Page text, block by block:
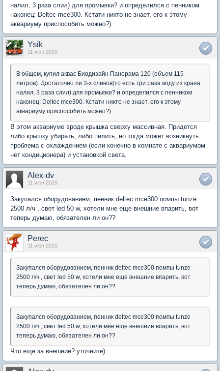
налил, 3 раза слил) для промывки? и определился с пенником
наконец: Deltec mce300. Кстати никто не знает, его к этому
аквариуму приспособить можно?)
Ysik
11 июн 2015
В общем, купил аквас Биодизайн Панорама 120 (объем 115
литров). Достаточно ли 3-х сливов(то есть три раза воду из крана
налил, 3 раза слил) для промывки? и определился с пенником
наконец: Deltec mce300. Кстати никто не знает, его к этому
аквариуму приспособить можно?)
В этом аквариуме вроде крышка сверху массивная. Придется
либо крышку убирать, либо пилить, но тогда может возникнуть
проблема с охлаждением (если конечно в комнате с аквариумом
нет кондиционера) и установкой света.
Alex-dv
11 июн 2015
Закупался оборудованием, пенник deltec mce300 помпы tunze
2500 л/ч , свет led 50 w, хотели мне еще внешние впарить, вот
теперь думаю, обязателен ли он??
Perec
11 июн 2015
Закупался оборудованием, пенник deltec mce300 помпы tunze
2500 л/ч , свет led 50 w, хотели мне еще внешние впарить, вот
теперь думаю, обязателен ли он??
Закупался оборудованием, пенник deltec mce300 помпы tunze
2500 л/ч , свет led 50 w, хотели мне еще внешние впарить, вот
теперь думаю, обязателен ли он??
Что еще за внешние? уточните)